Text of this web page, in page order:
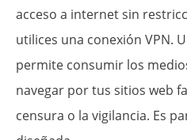
acceso a internet sin
utilices una conexión VPN.
permite consumir los
navegar por tus sitios web
censura o la vigilancia. Es